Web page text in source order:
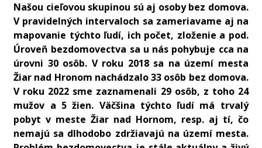
Našou cieľovou skupinou sú aj osoby bez domova.
V pravidelných intervaloch sa zameriavame aj na
mapovanie týchto ľudí, ich počet, zloženie a pod.
Úroveň bezdomovectva sa u nás pohybuje cca na
úrovni 30 osôb. V roku 2018 sa na území mesta
Žiar nad Hronom nachádzalo 33 osôb bez domova.
V roku 2022 sme zaznamenali 29 osôb, z toho 24
mužov a 5 žien. Väčšina týchto ľudí má trvalý
pobyt v meste Žiar nad Hornom, resp. aj tí, čo
nemajú sa dlhodobo zdržiavajú na území mesta.